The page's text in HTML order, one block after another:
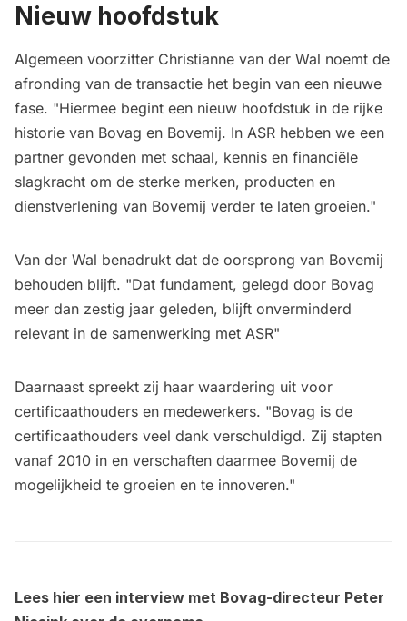
Nieuw hoofdstuk
Algemeen voorzitter Christianne van der Wal noemt de
afronding van de transactie het begin van een nieuwe
fase. "Hiermee begint een nieuw hoofdstuk in de rijke
historie van Bovag en Bovemij. In ASR hebben we een
partner gevonden met schaal, kennis en financiële
slagkracht om de sterke merken, producten en
dienstverlening van Bovemij verder te laten groeien."
Van der Wal benadrukt dat de oorsprong van Bovemij
behouden blijft. "Dat fundament, gelegd door Bovag
meer dan zestig jaar geleden, blijft onverminderd
relevant in de samenwerking met ASR"
Daarnaast spreekt zij haar waardering uit voor
certificaathouders en medewerkers. "Bovag is de
certificaathouders veel dank verschuldigd. Zij stapten
vanaf 2010 in en verschaften daarmee Bovemij de
mogelijkheid te groeien en te innoveren."
Lees hier een interview met Bovag-directeur Peter